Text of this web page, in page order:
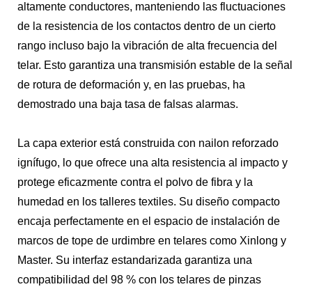
altamente conductores, manteniendo las fluctuaciones
de la resistencia de los contactos dentro de un cierto
rango incluso bajo la vibración de alta frecuencia del
telar. Esto garantiza una transmisión estable de la señal
de rotura de deformación y, en las pruebas, ha
demostrado una baja tasa de falsas alarmas.
La capa exterior está construida con nailon reforzado
ignífugo, lo que ofrece una alta resistencia al impacto y
protege eficazmente contra el polvo de fibra y la
humedad en los talleres textiles. Su diseño compacto
encaja perfectamente en el espacio de instalación de
marcos de tope de urdimbre en telares como Xinlong y
Master. Su interfaz estandarizada garantiza una
compatibilidad del 98 % con los telares de pinzas